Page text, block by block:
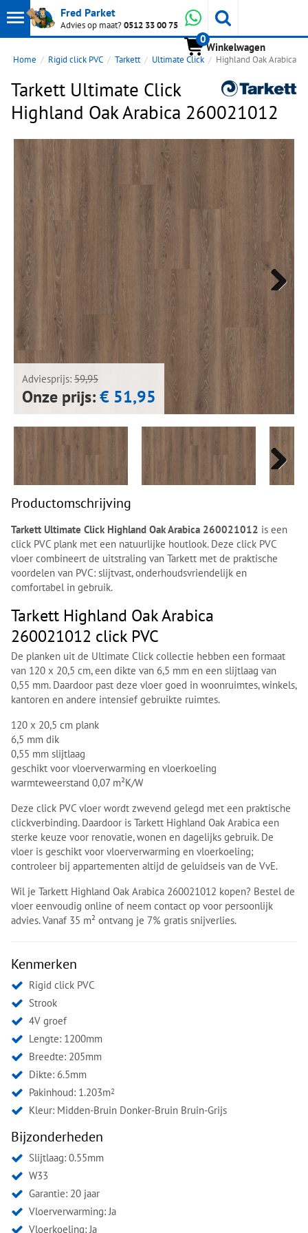
Toon
hoofdmenu
Fred Parket
Advies op maat?0512 33 00 75 Whatsapp
0
Winkelwagen
Home Rigid click PVC Tarkett Ultimate Click Highland Oak Arabica
Tarkett Ultimate Click
Highland Oak Arabica 260021012
Adviesprijs: 59,95
Onze prijs:€ 51,95
Next
Next
Productomschrijving
Tarkett Ultimate Click Highland Oak Arabica 260021012 is een
click PVC plank met een natuurlijke houtlook. Deze click PVC
vloer combineert de uitstraling van Tarkett met de praktische
voordelen van PVC: slijtvast, onderhoudsvriendelijk en
comfortabel in gebruik.
Tarkett Highland Oak Arabica
260021012 click PVC
De planken uit de Ultimate Click collectie hebben een formaat
van 120 x 20,5 cm, een dikte van 6,5 mm en een slijtlaag van
0,55 mm. Daardoor past deze vloer goed in woonruimtes, winkels,
kantoren en andere intensief gebruikte ruimtes.
120 x 20,5 cm plank
6,5 mm dik
0,55 mm slijtlaag
geschikt voor vloerverwarming en vloerkoeling
warmteweerstand 0,07 m²K/W
Deze click PVC vloer wordt zwevend gelegd met een praktische
clickverbinding. Daardoor is Tarkett Highland Oak Arabica een
sterke keuze voor renovatie, wonen en dagelijks gebruik. De
vloer is geschikt voor vloerverwarming en vloerkoeling;
controleer bij appartementen altijd de geluidseis van de VvE.
Wil je Tarkett Highland Oak Arabica 260021012 kopen? Bestel de
vloer eenvoudig online of neem contact op voor persoonlijk
advies. Vanaf 35 m² ontvang je 7% gratis snijverlies.
Kenmerken
Rigid click PVC
Strook
4V groef
Lengte: 1200mm
Breedte: 205mm
Dikte: 6.5mm
Pakinhoud: 1.203m2
Kleur: Midden-Bruin Donker-Bruin Bruin-Grijs
Bijzonderheden
Slijtlaag: 0.55mm
W33
Garantie: 20 jaar
Vloerverwarming: Ja
Vloerkoeling: Ja